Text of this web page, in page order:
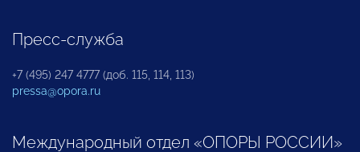
Пресс-служба
+7 (495) 247 4777 (доб. 115, 114, 113)
pressa@opora.ru
Международный отдел «ОПОРЫ РОССИИ»